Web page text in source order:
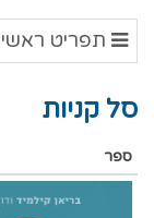
תפריט
תפריט ראשי
סל קניות
ספר